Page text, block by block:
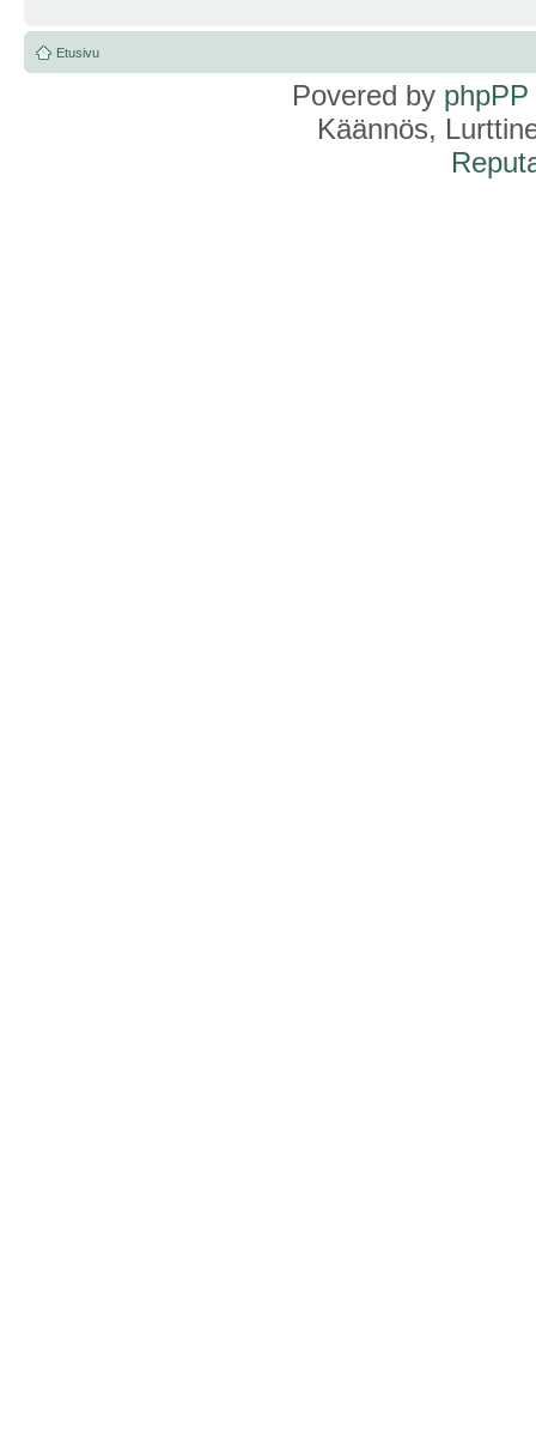
Etusivu
Povered by phpPP
Käännös,